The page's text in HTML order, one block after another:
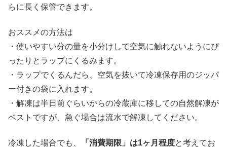
らに長く保管できます。
おススメの方法は
・使いやすい分の量を小分けして空気に触れないようにぴ
ったりとラップにくるみます。
・ラップでくるんだら、空気を抜いて冷凍保存用のジッパ
ー付きの袋に入れます。
・解凍は半日前ぐらいからの冷蔵庫に移しての自然解凍が
ベストですが、急ぐ場合は流水で解凍してください。
冷凍した場合でも、 「消費期限」は1ヶ月程度と考えてお